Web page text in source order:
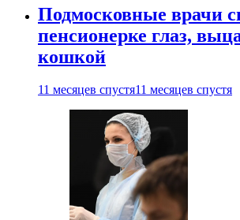
Подмосковные врачи
пенсионерке глаз,
кошкой
11 месяцев спустя11 месяцев спустя